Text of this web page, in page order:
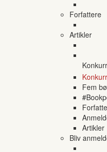
Forfattere
Artikler
Fem
Artikler
Bliv